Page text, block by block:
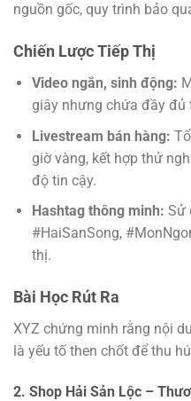
nguồn gốc, quy trình bảo
Chiến Lược Tiếp Thị
Video ngắn, sinh động:
giây nhưng chứa đầy đủ
Livestream bán hàng:
giờ vàng, kết hợp thử
độ tin cậy.
Hashtag thông minh: Sử
#HaiSanSong,
thị.
Bài Học Rút Ra
XYZ chứng minh rằng nội
là yếu tố then chốt để thu
2. Shop Hải Sản Lộc –